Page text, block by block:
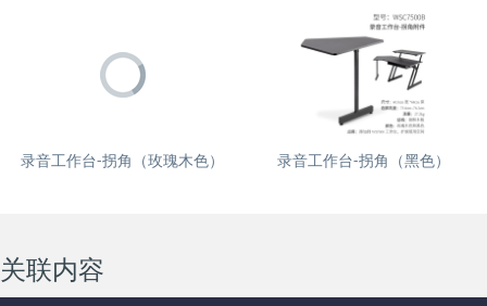
录音工作台-拐角（玫瑰木色） 录音工作台-拐角（黑色）
关联内容